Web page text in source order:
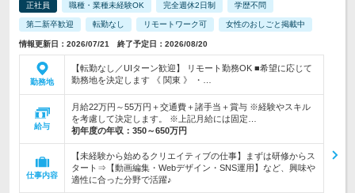
正社員 職種・業種未経験OK 完全週休2日制 学歴不問
第二新卒歓迎 転勤なし リモートワーク可 女性のおしごと掲載中
情報更新日：2026/07/21 終了予定日：2026/08/20
勤務地
【転勤なし／UIターン歓迎】 リモート勤務OK ■希望に応じて
勤務地を決定します 《 関東 》 ・…
給与
月給22万円～55万円＋交通費＋諸手当＋賞与 ※経験やスキル
を考慮して決定します。 ※上記月給には固定…
初年度の年収： 350～650万円
仕事内容
【未経験から始めるクリエイティブの仕事】まずは研修からス
タート⇒【動画編集・Webデザイン・SNS運用】など、興味や
適性に合った分野で活躍♪